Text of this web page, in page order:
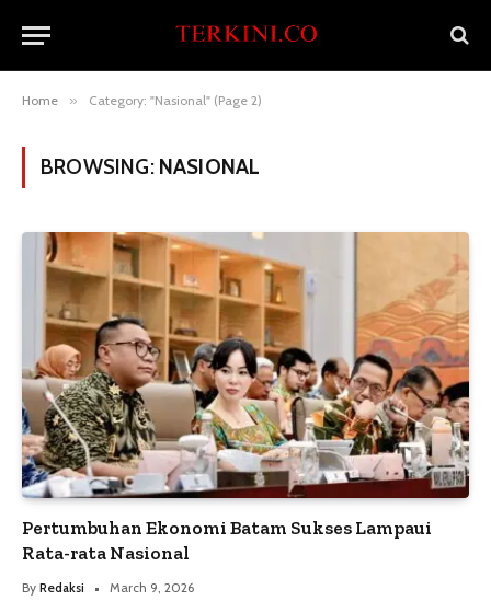
Home » Category: "Nasional" (Page 2)
BROWSING: NASIONAL
Pertumbuhan Ekonomi Batam Sukses Lampaui
Rata-rata Nasional
By Redaksi March 9, 2026